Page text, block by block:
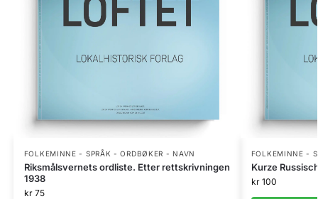
FOLKEMINNE - SPRÅK - ORDBØKER - NAVN
Riksmålsvernets ordliste. Etter rettskrivningen
1938
kr75
FOLKEMINNE -
Kurze
kr100